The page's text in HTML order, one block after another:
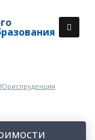
Юриспруденция